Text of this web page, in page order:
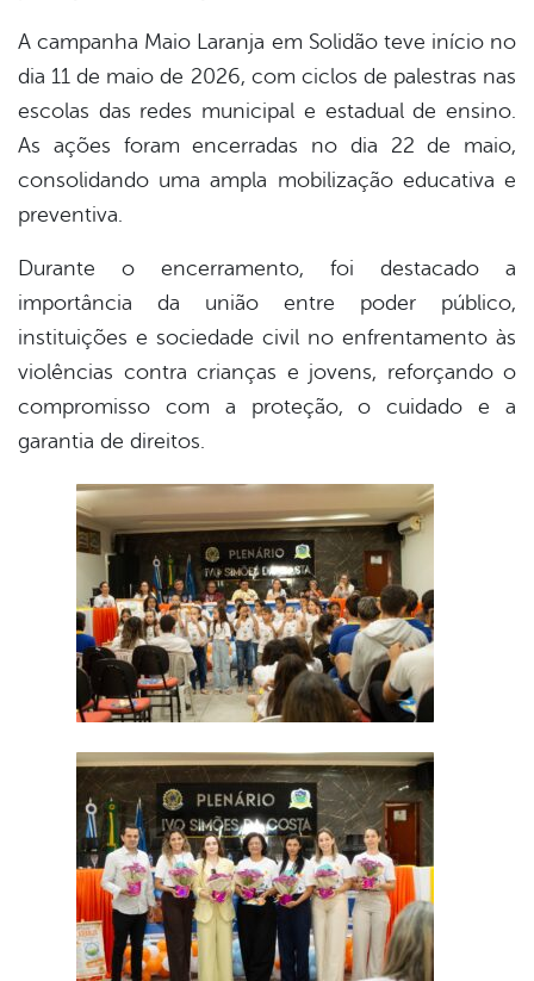
A campanha Maio Laranja em Solidão teve início no
dia 11 de maio de 2026, com ciclos de palestras nas
escolas das redes municipal e estadual de ensino.
As ações foram encerradas no dia 22 de maio,
consolidando uma ampla mobilização educativa e
preventiva.
Durante o encerramento, foi destacado a
importância da união entre poder público,
instituições e sociedade civil no enfrentamento às
violências contra crianças e jovens, reforçando o
compromisso com a proteção, o cuidado e a
garantia de direitos.